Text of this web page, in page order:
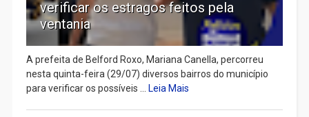
verificar os estragos feitos pela
ventania
A prefeita de Belford Roxo, Mariana Canella, percorreu
nesta quinta-feira (29/07) diversos bairros do município
para verificar os possíveis ... Leia Mais